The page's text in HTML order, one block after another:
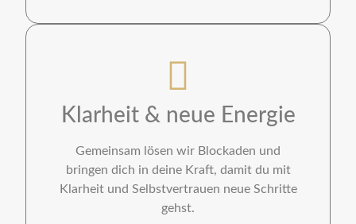
Klarheit & neue Energie
Gemeinsam lösen wir Blockaden und
bringen dich in deine Kraft, damit du mit
Klarheit und Selbstvertrauen neue Schritte
gehst.